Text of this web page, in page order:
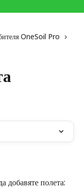
OneSoil Pro
добавяте полета: